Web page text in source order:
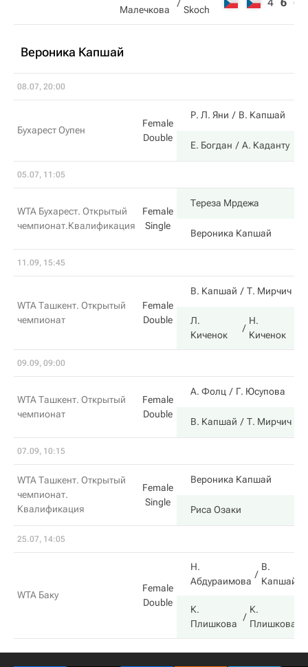
Малечкова
Skoch
Вероника Капшай
08.07, 20:00
Бухарест Оупен
Female
Double
Р. Л. Яни В. Капшай
Е. Богдан А. Каданту
05.07, 11:05
WTA Бухарест. Открытый
чемпионат.Квалификация
Female
Single
Тереза Мрдежа
Вероника Капшай
11.09, 15:45
WTA Ташкент. Открытый
чемпионат
Female
Double
В. Капшай Т. Мирчич
Л.
Киченок
Н.
Киченок
09.09, 09:00
WTA Ташкент. Открытый
чемпионат
Female
Double
А. Фолц Г. Юсупова
В. Капшай Т. Мирчич
07.09, 10:15
WTA Ташкент. Открытый
чемпионат.
Квалификация
Female
Single
Вероника Капшай
Риса Озаки
25.07, 14:05
WTA Баку
Female
Double
Н.
Абдураимова
В.
Капшай
К.
Плишкова
К.
Плишкова